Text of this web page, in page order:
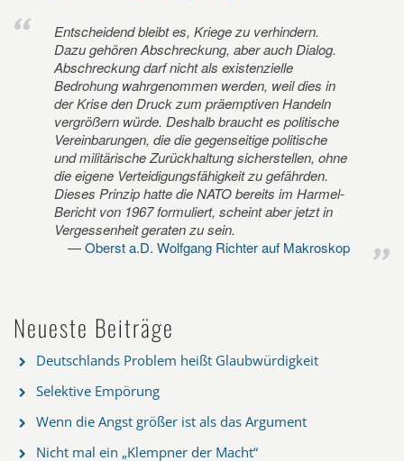
Entscheidend bleibt es, Kriege zu verhindern.
Dazu gehören Abschreckung, aber auch Dialog.
Abschreckung darf nicht als existenzielle
Bedrohung wahrgenommen werden, weil dies in
der Krise den Druck zum präemptiven Handeln
vergrößern würde. Deshalb braucht es politische
Vereinbarungen, die die gegenseitige politische
und militärische Zurückhaltung sicherstellen, ohne
die eigene Verteidigungsfähigkeit zu gefährden.
Dieses Prinzip hatte die NATO bereits im Harmel-
Bericht von 1967 formuliert, scheint aber jetzt in
Vergessenheit geraten zu sein.
Oberst a.D. Wolfgang Richter auf Makroskop
Neueste Beiträge
Deutschlands Problem heißt Glaubwürdigkeit
Selektive Empörung
Wenn die Angst größer ist als das Argument
Nicht mal ein „Klempner der Macht“